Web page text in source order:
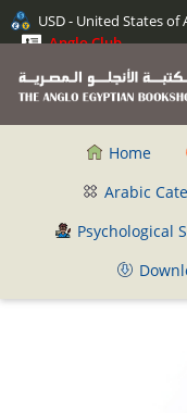
USD - United States of
Anglo Club
Home
Arabic
Psychological